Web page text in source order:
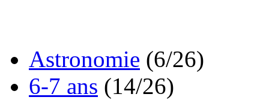
Astronomie (6/26)
6-7 ans (14/26)